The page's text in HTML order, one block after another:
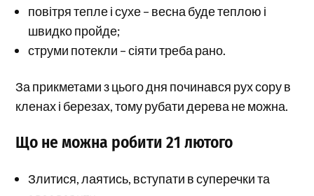
повітря тепле і сухе – весна буде теплою і
швидко пройде;
струми потекли – сіяти треба рано.
За прикметами з цього дня починався рух сору в
кленах і березах, тому рубати дерева не можна.
Що не можна робити 21 лютого
Злитися, лаятись, вступати в суперечки та